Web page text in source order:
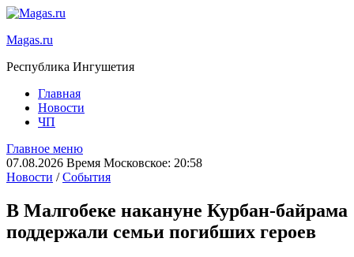
Magas.ru
Республика Ингушетия
Главная
Новости
ЧП
Главное меню
07.08.2026 Время Московское: 20:58
Новости /События
В Малгобеке накануне Курбан-байрама
поддержали семьи погибших героев